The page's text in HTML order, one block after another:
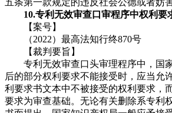
10.专利无效审查口审程序中权利要
【案号】
（2022）最高法知行终870号
【裁判要旨】
专利无效审查口头审理程序中，国
后的部分权利要求不能接受时，应当允
利要求书文本中不被接受的权利要求，
要求为审查基础。无论有关删除系专利